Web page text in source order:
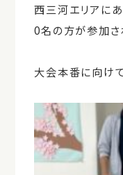
西三河エリアに
0名の方が参加さ
大会本番に向け